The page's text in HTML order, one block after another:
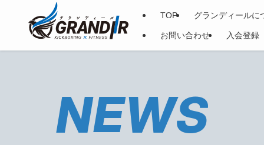
TOP グランディールに
お問い合わせ 入会登録
NEWS